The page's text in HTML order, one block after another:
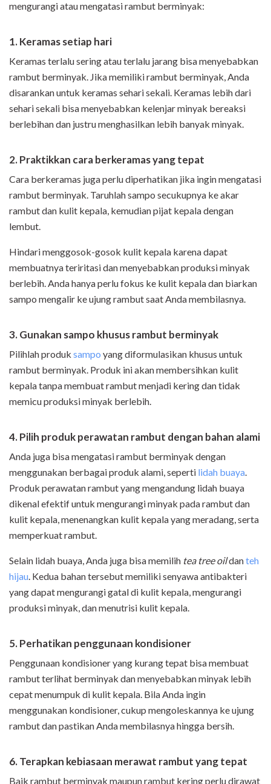
mengurangi atau mengatasi rambut berminyak:
1. Keramas setiap hari
Keramas terlalu sering atau terlalu jarang bisa menyebabkan
rambut berminyak. Jika memiliki rambut berminyak, Anda
disarankan untuk keramas sehari sekali. Keramas lebih dari
sehari sekali bisa menyebabkan kelenjar minyak bereaksi
berlebihan dan justru menghasilkan lebih banyak minyak.
2. Praktikkan cara berkeramas yang tepat
Cara berkeramas juga perlu diperhatikan jika ingin mengatasi
rambut berminyak. Taruhlah sampo secukupnya ke akar
rambut dan kulit kepala, kemudian pijat kepala dengan
lembut.
Hindari menggosok-gosok kulit kepala karena dapat
membuatnya teriritasi dan menyebabkan produksi minyak
berlebih. Anda hanya perlu fokus ke kulit kepala dan biarkan
sampo mengalir ke ujung rambut saat Anda membilasnya.
3. Gunakan sampo khusus rambut berminyak
Pilihlah produk sampo yang diformulasikan khusus untuk
rambut berminyak. Produk ini akan membersihkan kulit
kepala tanpa membuat rambut menjadi kering dan tidak
memicu produksi minyak berlebih.
4. Pilih produk perawatan rambut dengan bahan alami
Anda juga bisa mengatasi rambut berminyak dengan
menggunakan berbagai produk alami, seperti lidah buaya
Produk perawatan rambut yang mengandung lidah buaya
dikenal efektif untuk mengurangi minyak pada rambut dan
kulit kepala, menenangkan kulit kepala yang meradang, serta
memperkuat rambut.
Selain lidah buaya, Anda juga bisa memilih tea tree oildanteh
hijau . Kedua bahan tersebut memiliki senyawa antibakteri
yang dapat mengurangi gatal di kulit kepala, mengurangi
produksi minyak, dan menutrisi kulit kepala.
5. Perhatikan penggunaan kondisioner
Penggunaan kondisioner yang kurang tepat bisa membuat
rambut terlihat berminyak dan menyebabkan minyak lebih
cepat menumpuk di kulit kepala. Bila Anda ingin
menggunakan kondisioner, cukup mengoleskannya ke ujung
rambut dan pastikan Anda membilasnya hingga bersih.
6. Terapkan kebiasaan merawat rambut yang tepat
Baik rambut berminyak maupun rambut kering perlu dirawat